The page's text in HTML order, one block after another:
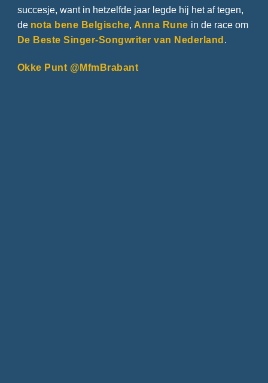
succesje, want in hetzelfde jaar legde hij het af tegen,
de nota bene Belgische Anna Rune in de race om
De Beste Singer-Songwriter van Nederland
Okke Punt @MfmBrabant